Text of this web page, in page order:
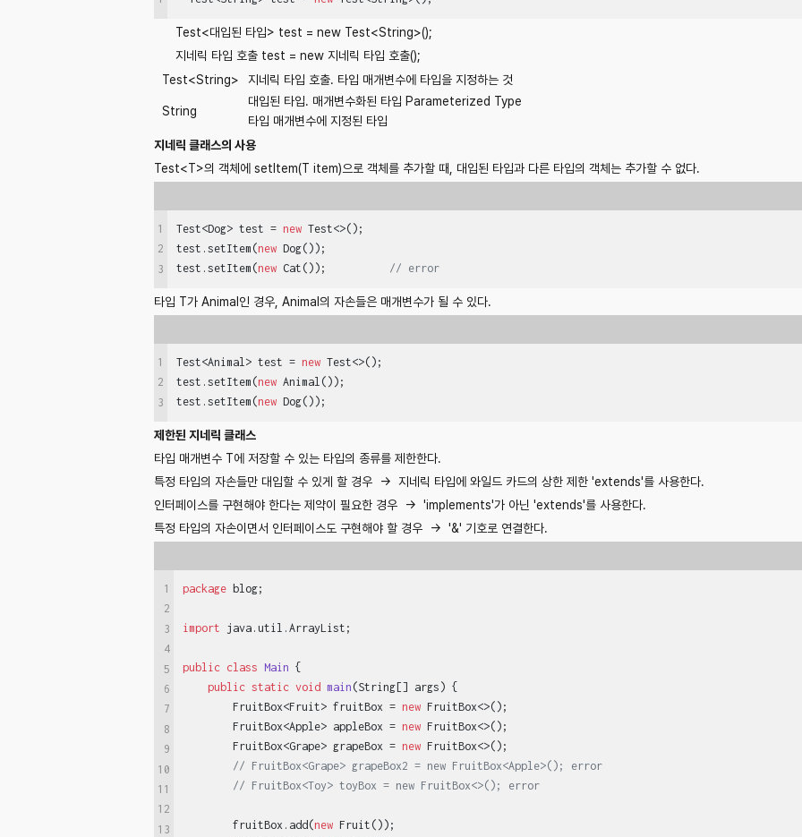
Test<대입된 타입> test = new Test<String>();
지네릭 타입 호출 test = new 지네릭 타입 호출();
Test<String>
지네릭 타입 호출. 타입 매개변수에 타입을 지정하는 것
String
대입된 타입. 매개변수화된 타입 Parameterized Type
타입 매개변수에 지정된 타입
지네릭 클래스의 사용
Test<T>의 객체에 setItem(T item)으로 객체를 추가할 때, 대입된 타입과 다른 타입의 객체는 추가할 수 없다.
1
2
3
Test<Dog> test = new Test<>();
test.setItem(new Dog());
test.setItem(new Cat()); // error
타입 T가 Animal인 경우, Animal의 자손들은 매개변수가 될 수 있다.
1
2
3
Test<Animal> test = new Test<>();
test.setItem(new Animal());
test.setItem(new Dog());
제한된 지네릭 클래스
타입 매개변수 T에 저장할 수 있는 타입의 종류를 제한한다.
특정 타입의 자손들만 대입할 수 있게 할 경우 → 지네릭 타입에 와일드 카드의 상한 제한 'extends'를 사용한다.
인터페이스를 구현해야 한다는 제약이 필요한 경우 → 'implements'가 아닌 'extends'를 사용한다.
특정 타입의 자손이면서 인터페이스도 구현해야 할 경우 → '&' 기호로 연결한다.
1
2
3
4
5
6
7
8
9
10
11
12
13
package blog;
import java.util.ArrayList;
public class Main {
public static void main (String[] args) {
        FruitBox<Fruit> fruitBox =
new FruitBox<>();
        FruitBox<Apple> appleBox =
new FruitBox<>();
        FruitBox<Grape> grapeBox =
new FruitBox<>();
// FruitBox<Grape> grapeBox2 = new FruitBox<Apple>(); error
// FruitBox<Toy> toyBox = new FruitBox<>(); error
        fruitBox.add(
new Fruit());